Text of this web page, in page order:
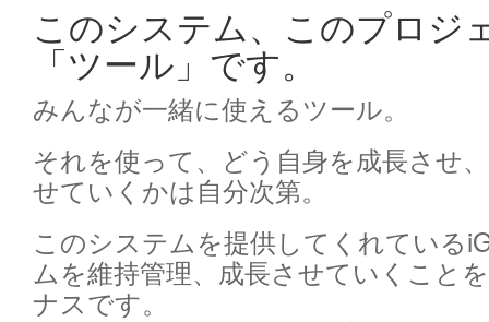
このシステム、このプロジ
「ツール」です。
みんなが一緒に使えるツール。
それを使って、どう自身を成長させ
せていくかは自分次第。
このシステムを提供してくれている
ムを維持管理、成長させていくこと
ナスです。